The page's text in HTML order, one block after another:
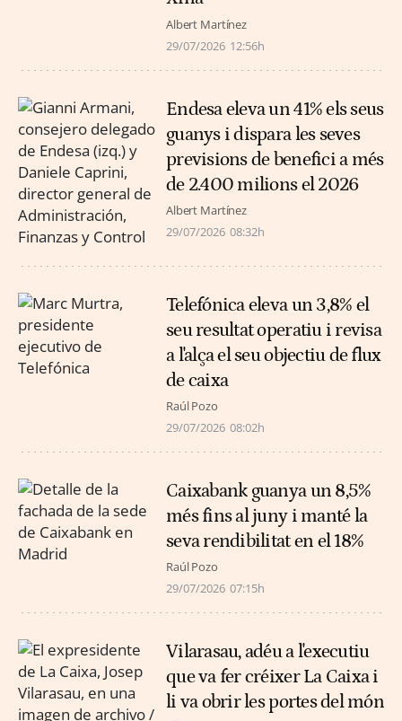
Albert Martínez
29/07/2026 12:56h
Endesa eleva un 41% els seus
guanys i dispara les seves
previsions de benefici a més
de 2.400 milions el 2026
Albert Martínez
29/07/2026 08:32h
Telefónica eleva un 3,8% el
seu resultat operatiu i revisa
a l'alça el seu objectiu de flux
de caixa
Raúl Pozo
29/07/2026 08:02h
Caixabank guanya un 8,5%
més fins al juny i manté la
seva rendibilitat en el 18%
Raúl Pozo
29/07/2026 07:15h
Vilarasau, adéu a l'executiu
que va fer créixer La Caixa i
li va obrir les portes del món